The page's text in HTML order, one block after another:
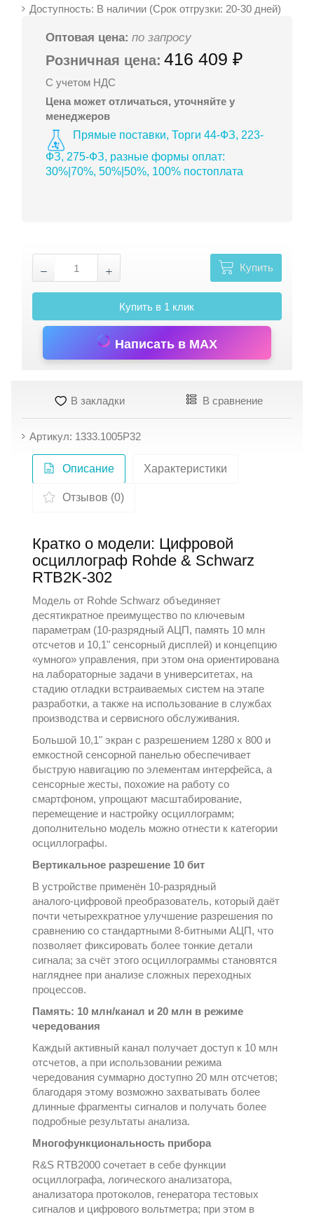
Доступность: В наличии (Срок отгрузки: 20-30 дней)
Оптовая цена: по запросу
Розничная цена: 416 409 ₽
С учетом НДС
Цена может отличаться, уточняйте у
менеджеров
Прямые поставки, Торги 44-ФЗ, 223-
ФЗ, 275-ФЗ, разные формы оплат:
30%|70%, 50%|50%, 100% постоплата
Купить
Купить в 1 клик
Написать в MAX
В закладки В сравнение
Артикул: 1333.1005P32
Описание Характеристики
Отзывов (0)
Кратко о модели: Цифровой
осциллограф Rohde & Schwarz
RTB2K-302
Модель от Rohde Schwarz объединяет
десятикратное преимущество по ключевым
параметрам (10‑разрядный АЦП, память 10 млн
отсчетов и 10,1" сенсорный дисплей) и концепцию
«умного» управления, при этом она ориентирована
на лабораторные задачи в университетах, на
стадию отладки встраиваемых систем на этапе
разработки, а также на использование в службах
производства и сервисного обслуживания.
Большой 10,1" экран с разрешением 1280 x 800 и
емкостной сенсорной панелью обеспечивает
быструю навигацию по элементам интерфейса, а
сенсорные жесты, похожие на работу со
смартфоном, упрощают масштабирование,
перемещение и настройку осциллограмм;
дополнительно модель можно отнести к категории
осциллографы.
Вертикальное разрешение 10 бит
В устройстве применён 10‑разрядный
аналого‑цифровой преобразователь, который даёт
почти четырехкратное улучшение разрешения по
сравнению со стандартными 8‑битными АЦП, что
позволяет фиксировать более тонкие детали
сигнала; за счёт этого осциллограммы становятся
нагляднее при анализе сложных переходных
процессов.
Память: 10 млн/канал и 20 млн в режиме
чередования
Каждый активный канал получает доступ к 10 млн
отсчетов, а при использовании режима
чередования суммарно доступно 20 млн отсчетов;
благодаря этому возможно захватывать более
длинные фрагменты сигналов и получать более
подробные результаты анализа.
Многофункциональность прибора
R&S RTB2000 сочетает в себе функции
осциллографа, логического анализатора,
анализатора протоколов, генератора тестовых
сигналов и цифрового вольтметра; при этом в